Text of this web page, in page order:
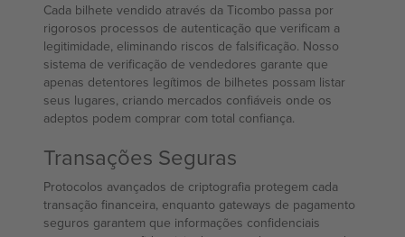
Cada bilhete vendido através da Ticombo passa por
rigorosos processos de autenticação que verificam a
legitimidade, eliminando riscos de falsificação. Nosso
sistema de verificação de vendedores garante que
apenas detentores legítimos de bilhetes possam listar
seus lugares, criando mercados confiáveis onde os
adeptos podem comprar com total confiança.
Transações Seguras
Protocolos avançados de criptografia protegem cada
transação financeira, enquanto gateways de pagamento
seguros garantem que informações confidenciais